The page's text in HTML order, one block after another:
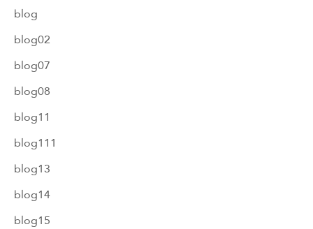
blog
blog02
blog07
blog08
blog11
blog111
blog13
blog14
blog15